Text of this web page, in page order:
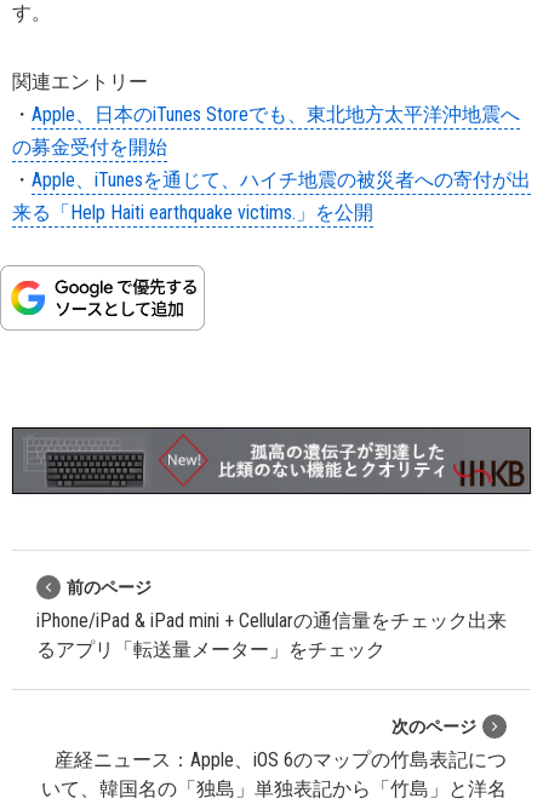
す。
関連エントリー
・ Apple、日本のiTunes Storeでも、東北地方太平洋沖地震へ
の募金受付を開始
・ Apple、iTunesを通じて、ハイチ地震の被災者への寄付が出
来る「Help Haiti earthquake victims.」を公開
前のページ
iPhone/iPad & iPad mini + Cellularの通信量をチェック出来
るアプリ「転送量メーター」をチェック
次のページ
産経ニュース：Apple、iOS 6のマップの竹島表記につ
いて、韓国名の「独島」単独表記から「竹島」と洋名